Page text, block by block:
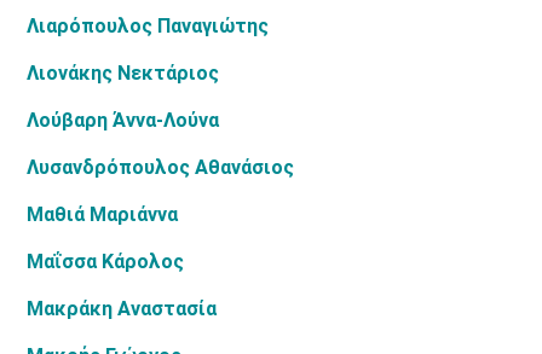
Λιαρόπουλος Παναγιώτης
Λιονάκης Νεκτάριος
Λούβαρη Άννα-Λούνα
Λυσανδρόπουλος Αθανάσιος
Μαθιά Μαριάννα
Μαΐσσα Κάρολος
Μακράκη Αναστασία